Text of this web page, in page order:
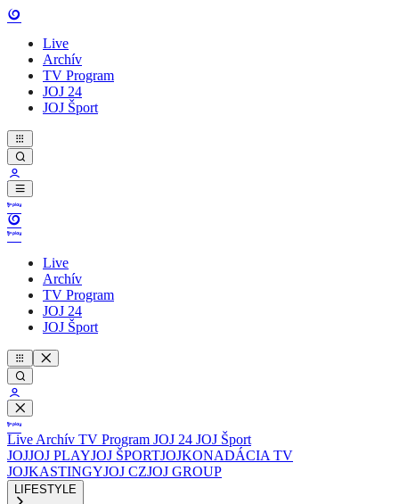
Live
Archív
TV Program
JOJ 24
JOJ Šport
Live
Archív
TV Program
JOJ 24
JOJ Šport
Live Archív TV Program JOJ 24 JOJ Šport
JOJJOJ PLAYJOJ ŠPORTJOJKONADÁCIA TV
JOJKASTINGYJOJ CZJOJ GROUP
LIFESTYLE